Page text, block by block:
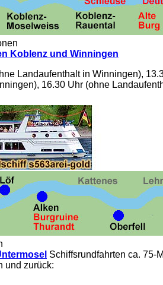
Koblenz und Winningen
Landaufenthalt in Winningen),
16.30 Uhr (ohne
Schiffsrundfahrten ca. 75-
und zurück: